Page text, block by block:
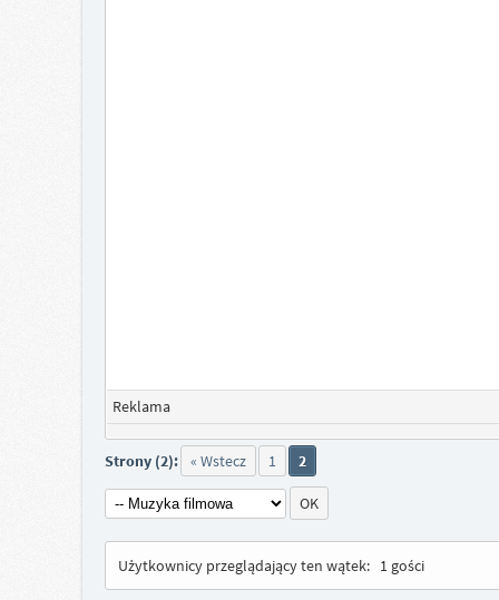
Reklama
Strony (2): « Wstecz 1 2
Użytkownicy przeglądający ten wątek: 1 gości